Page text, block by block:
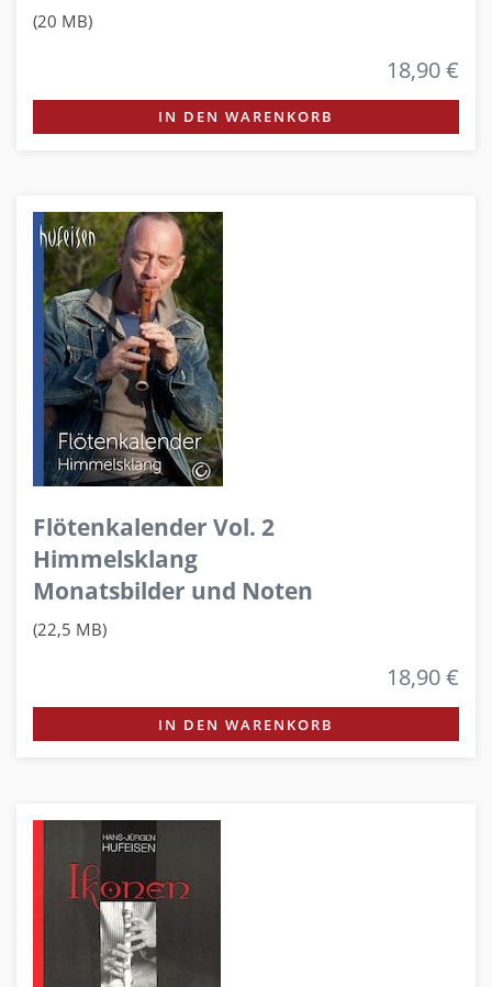
(20 MB)
18,90 €
IN DEN WARENKORB
Flötenkalender Vol. 2
Himmelsklang
Monatsbilder und Noten
(22,5 MB)
18,90 €
IN DEN WARENKORB